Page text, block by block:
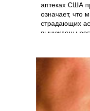
аптеках США
означает, что
страдающих
вынуждены
отнюдь не
препарата,
продающихся
тем, что в
лекарства в